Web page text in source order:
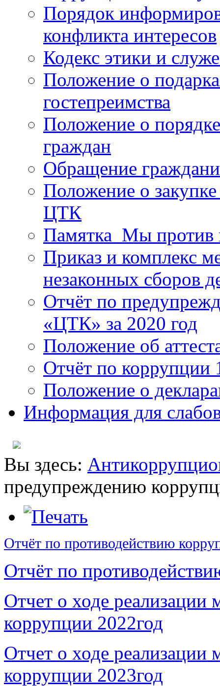
Порядок
конфликта интересов
Кодекс этики и
Положение о
гостепреимства
Положение о
граждан
Обращение
Положение о
ЦТК
Памятка_Мы против
Приказ и комплекс
незаконных сборов
Отчёт по
«ЦТК» за 2020 год
Положение об
Отчёт по коррупции
Положение о
Информация для
Вы здесь:
предупреждению
Отчёт по противодействию
Отчёт по
Отчет о ходе реализации
коррупции 2022год
Отчет о ходе реализации
коррупции 2023год